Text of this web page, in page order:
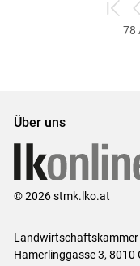
zum
78
Über uns
© 2026 stmk.lko.at
Landwirtschaftskammer
Hamerlinggasse 3, 8010